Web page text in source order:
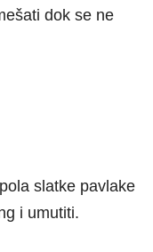
dok se ne
slatke pavlake
i umutiti.